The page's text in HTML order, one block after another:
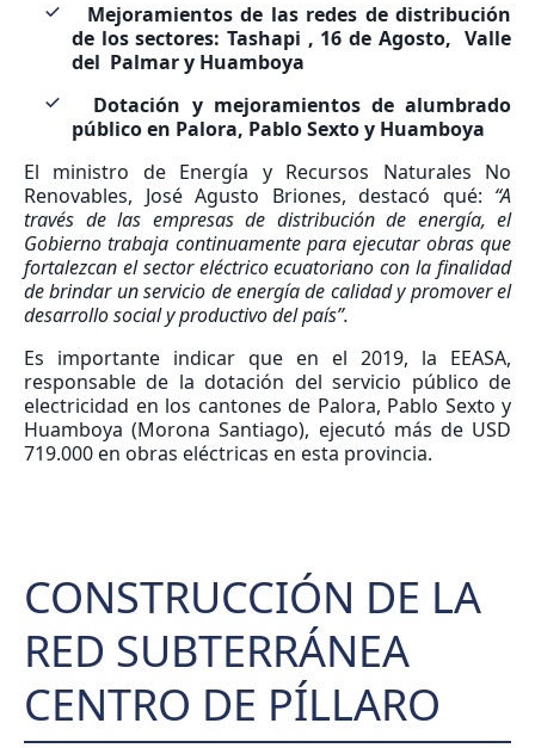
Mejoramientos de las redes de distribución
de los sectores: Tashapi , 16 de Agosto, Valle
del Palmar y Huamboya
Dotación y mejoramientos de alumbrado
público en Palora, Pablo Sexto y Huamboya
El ministro de Energía y Recursos Naturales No
Renovables, José Agusto Briones, destacó qué: “A
través de las empresas de distribución de energía, el
Gobierno trabaja continuamente para ejecutar obras que
fortalezcan el sector eléctrico ecuatoriano con la finalidad
de brindar un servicio de energía de calidad y promover el
desarrollo social y productivo del país”.
Es importante indicar que en el 2019, la EEASA,
responsable de la dotación del servicio público de
electricidad en los cantones de Palora, Pablo Sexto y
Huamboya (Morona Santiago), ejecutó más de USD
719.000 en obras eléctricas en esta provincia.
CONSTRUCCIÓN DE LA
RED SUBTERRÁNEA
CENTRO DE PÍLLARO